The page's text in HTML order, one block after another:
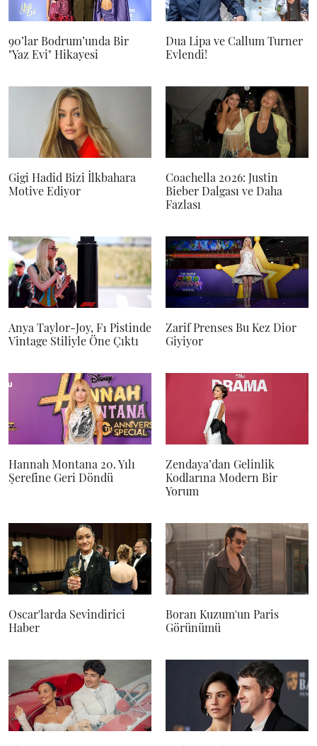
90’lar Bodrum’unda Bir
"Yaz Evi" Hikayesi
Dua Lipa ve Callum Turner
Evlendi!
Gigi Hadid Bizi İlkbahara
Motive Ediyor
Coachella 2026: Justin
Bieber Dalgası ve Daha
Fazlası
Anya Taylor-Joy, F1 Pistinde
Vintage Stiliyle Öne Çıktı
Zarif Prenses Bu Kez Dior
Giyiyor
Hannah Montana 20. Yılı
Şerefine Geri Döndü
Zendaya’dan Gelinlik
Kodlarına Modern Bir
Yorum
Oscar'larda Sevindirici
Haber
Boran Kuzum'un Paris
Görünümü